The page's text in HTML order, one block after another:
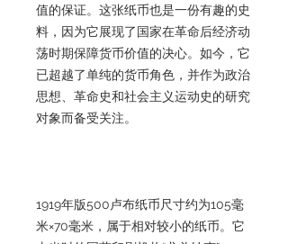
值的保证。这张纸币也是一份有趣的史
料，因为它展现了国家在革命后经济动
荡时期保障货币价值的决心。如今，它
已超越了单纯的货币角色，并作为政治
思想、革命史和社会主义运动史的研究
对象而备受关注。
1919年版500卢布纸币尺寸约为105毫
米×70毫米，属于相对较小的纸币。它